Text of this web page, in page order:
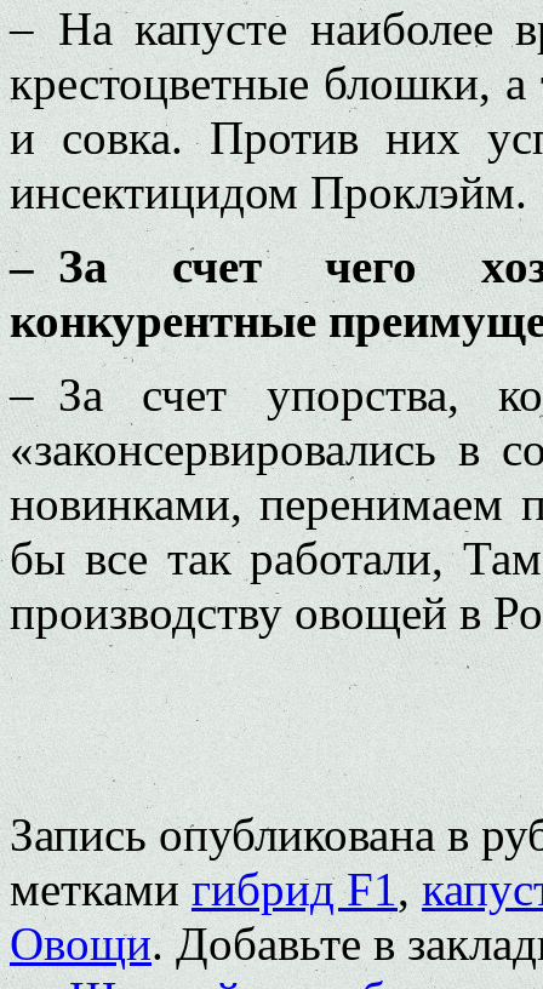
– На капусте наиболее
крестоцветные блошки,
и совка. Против них
инсектицидом Проклэйм.
– За счет чего
конкурентные
– За счет упорства,
«законсервировались в
новинками, перенимаем
бы все так работали,
производству овощей в
Запись опубликована в
меткамигибрид F1,
Овощи. Добавьте в